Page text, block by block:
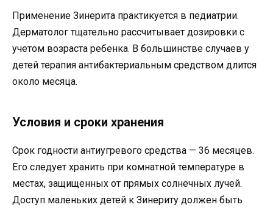
Применение Зинерита практикуется в педиатрии.
Дерматолог тщательно рассчитывает дозировки с
учетом возраста ребенка. В большинстве случаев у
детей терапия антибактериальным средством длится
около месяца.
Условия и сроки хранения
Срок годности антиугревого средства — 36 месяцев.
Его следует хранить при комнатной температуре в
местах, защищенных от прямых солнечных лучей.
Доступ маленьких детей к Зинериту должен быть